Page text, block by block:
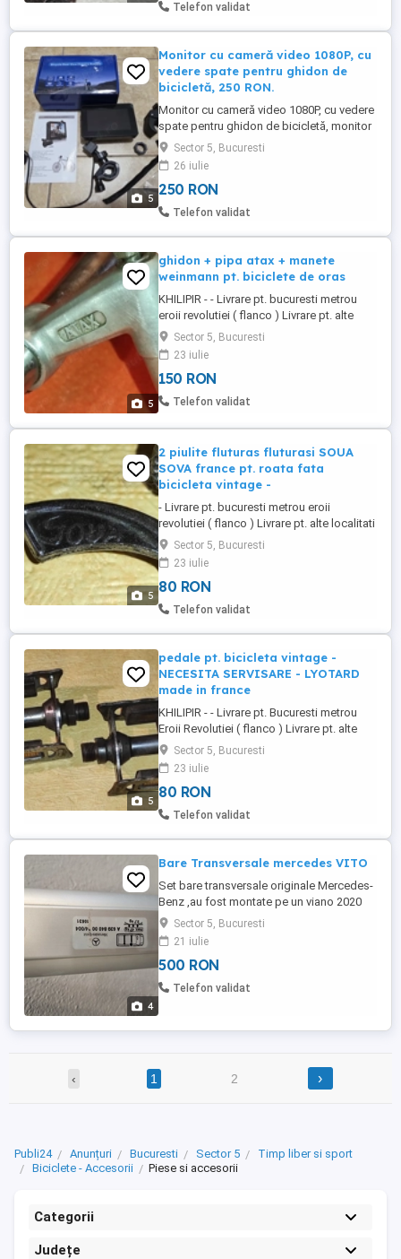
Telefon validat
5
Monitor cu cameră video 1080P, cu
vedere spate pentru ghidon de
bicicletă, 250 RON.
Monitor cu cameră video 1080P, cu vedere
spate pentru ghidon de bicicletă, monitor
de 4,3'', vedere nocturnă cu 8 LED-uri,
unghi larg de vizualizare de 150 , suport
rotativ. Pret 250 RON. Predare personala cu
verificare in zona Sector 5, zona Petre
Ispirescu. Nu trimit prin curier sau in tara,
Sector 5, Bucuresti
26 iulie
250 RON
Telefon validat
5
ghidon + pipa atax + manete
weinmann pt. biciclete de oras
KHILIPIR - - Livrare pt. bucuresti metrou
eroii revolutiei ( flanco ) Livrare pt. alte
localitati solicit plata in avans - DACA NU
DORITI CALITATE , CUMPARATI DIN ALTA
PARTE primul venit , primul servit NU
REZERV. - PT. BICICLETA DE ORAS -
GHIDON PT. BICICLETA DIN OTEL + PIPA
Sector 5, Bucuresti
23 iulie
150 RON
Telefon validat
5
2 piulite fluturas fluturasi SOUA
SOVA france pt. roata fata
bicicleta vintage -
- Livrare pt. bucuresti metrou eroii
revolutiei ( flanco ) Livrare pt. alte localitati
solicit plata in avans 30 ron - DACA NU
DORITI CALITATE , CUMPARATI DIN ALTA
PARTE primul venit , primul servit NU
REZERV. - 2 piulite fluturas fluturasi SOUA
SOVA france pt. roata fata bicicleta
Sector 5, Bucuresti
23 iulie
80 RON
Telefon validat
5
pedale pt. bicicleta vintage -
NECESITA SERVISARE - LYOTARD
made in france
KHILIPIR - - Livrare pt. Bucuresti metrou
Eroii Revolutiei ( flanco ) Livrare pt. alte
localitati solicit plata in avans - DACA NU
DORITI CALITATE , CUMPARATI DIN ALTA
PARTE primul venit , primul servit NU
REZERV. - pedale pt. bicicleta vintage -
NECESITA SERVISARE - LYOTARD made in
Sector 5, Bucuresti
23 iulie
80 RON
Telefon validat
4
Bare Transversale mercedes VITO
Set bare transversale originale Mercedes-
Benz ,au fost montate pe un viano 2020
,au lungimea de 1,40 m pret 500 lei
predare personala
Sector 5, Bucuresti
21 iulie
500 RON
Telefon validat
‹ 1 2 ›
Publi24 Anunțuri Bucuresti Sector 5
Timp liber si sport
Biciclete - Accesorii
Piese si accesorii
Categorii
Județe